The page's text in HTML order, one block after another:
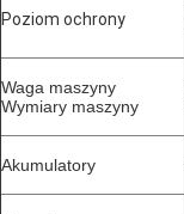
Poziom ochrony
Waga maszyny
Wymiary maszyny
Akumulatory